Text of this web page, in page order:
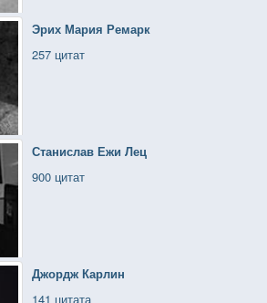
Эрих Мария Ремарк
257 цитат
Станислав Ежи Лец
900 цитат
Джордж Карлин
141 цитата